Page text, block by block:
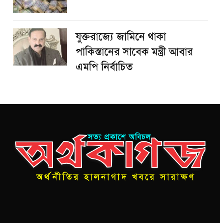
যুক্তরাজ্যে জামিনে থাকা
পাকিস্তানের সাবেক মন্ত্রী আবার
এমপি নির্বাচিত